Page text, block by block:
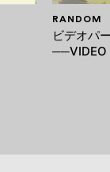
RANDOM
ビデオパ
──VIDEO